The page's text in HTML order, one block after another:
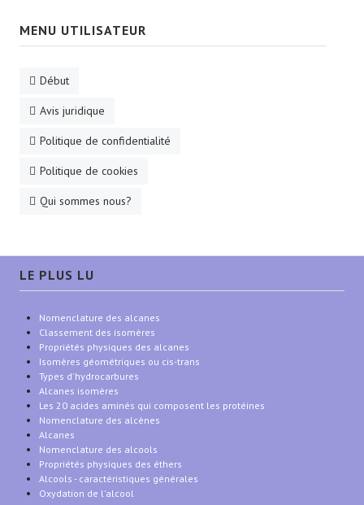
MENU UTILISATEUR
Début
Avis juridique
Politique de confidentialité
Politique de cookies
Qui sommes nous?
LE PLUS LU
Nomenclature des alcanes
Classement des isomères
Propriétés physiques des alcanes
Isomères géométriques ou cis-trans
Types d'hydrocarbures
Alcanes isomères
Les 20 acides aminés qui composent les protéines
Nomenclature des alcènes
Alcanes
Nomenclature des alcools
Propriétés physiques des éthers
Alcools - caractéristiques générales
Oxydation de l'alcool